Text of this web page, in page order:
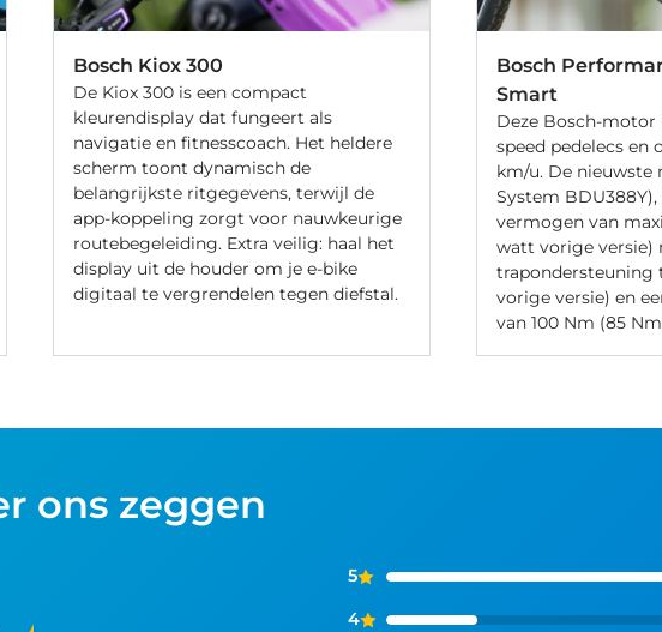
Bosch Kiox 300
De Kiox 300 is een compact
kleurendisplay dat fungeert als
navigatie en fitnesscoach. Het heldere
scherm toont dynamisch de
belangrijkste ritgegevens, terwijl de
app-koppeling zorgt voor nauwkeurige
routebegeleiding. Extra veilig: haal het
display uit de houder om je e-bike
digitaal te vergrendelen tegen diefstal.
Bosch
Smart
Deze Bosch-motor
speed pedelecs en
km/u. De
System
vermogen van
watt vorige versie)
trapondersteuning
vorige versie) en
van 100 Nm (85
ons zeggen
5
4